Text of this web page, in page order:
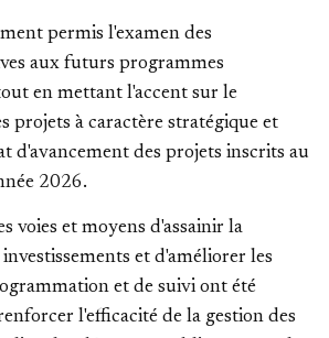
permis l'examen des
aux futurs programmes
en mettant l'accent sur le
projets à caractère stratégique et
d'avancement des projets inscrits au
2026.
voies et moyens d'assainir la
et d'améliorer les
et de suivi ont été
l'efficacité de la gestion des